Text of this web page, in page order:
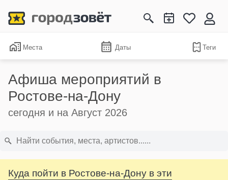
Места Даты Теги
Афиша мероприятий в
Ростове-на-Дону
сегодня и на Август 2026
Куда пойти в Ростове-на-Дону в эти